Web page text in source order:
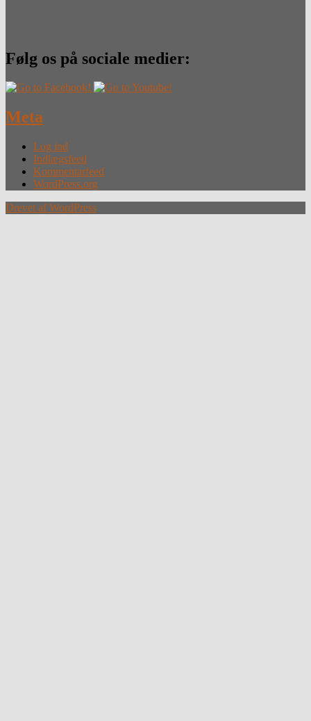
Følg os på sociale medier:
Meta
Log ind
Indlægsfeed
Kommentarfeed
WordPress.org
Drevet af WordPress